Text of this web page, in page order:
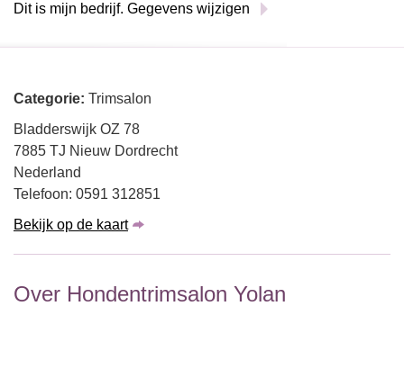
Dit is mijn bedrijf. Gegevens wijzigen
Categorie: Trimsalon
Bladderswijk OZ 78
7885 TJ Nieuw Dordrecht
Nederland
Telefoon: 0591 312851
Bekijk op de kaart
Over Hondentrimsalon Yolan